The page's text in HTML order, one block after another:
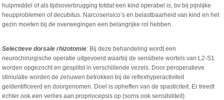
hulpmiddel of als tijdsoverbrugging totdat een kind operabel is, bv bij pijnlijke
heupproblemen of decubitus. Narcoserisico’s en belastbaarheid van kind en het
gezin moeten bij de overwegingen een belangrijke rol hebben.
Selectieve dorsale rhizotomie: Bij deze behandeling wordt een
neurochirurgische operatie uitgevoerd waarbij de sensibele wortels van L2-S1
worden opgezocht en gesplitst in verschillende vezels. Door peroperatieve
stimulatie worden de zenuwen betrokken bij de reflexhyperactiviteit
geïdentificeerd en doorgenomen. Doel is opheffen van de spasticiteit. Er treedt
echter ook een verlies aan propriocepsis op (soms ook sensibiliteit).